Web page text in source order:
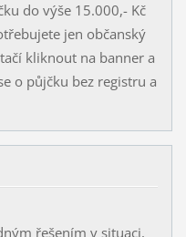
do výše 15.000,- Kč
jen občanský
kliknout na banner a
o půjčku bez registru a
řešením v situaci,